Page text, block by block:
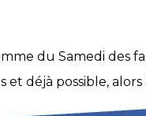
du Samedi des
et déjà possible, alors